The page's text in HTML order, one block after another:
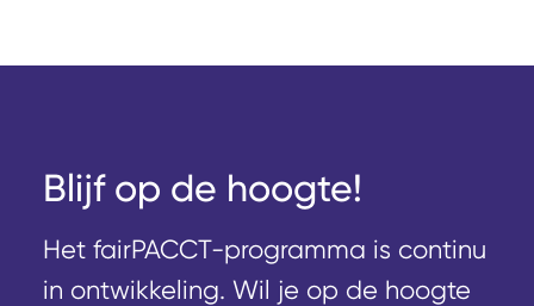
Blijf op de hoogte!
Het fairPACCT-programma is continu
in ontwikkeling. Wil je op de hoogte